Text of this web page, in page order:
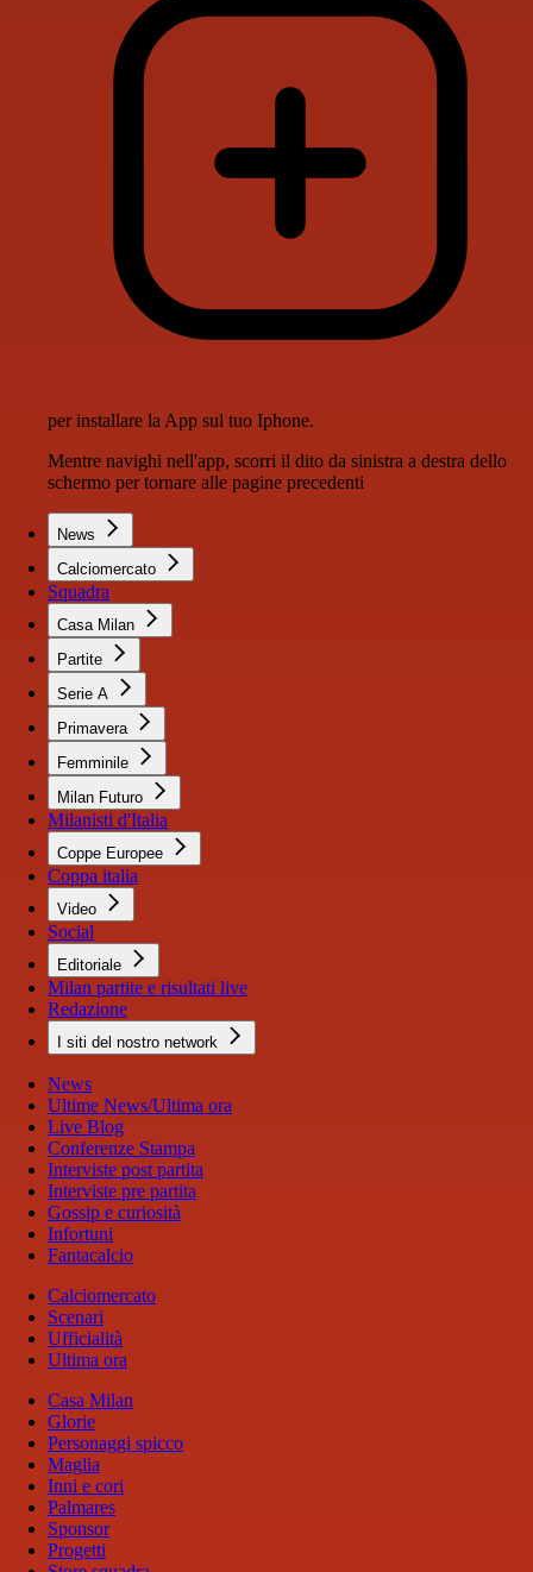
per installare la App sul tuo Iphone.
Mentre navighi nell'app, scorri il dito da sinistra a destra dello
schermo per tornare alle pagine precedenti
News
Calciomercato
Squadra
Casa Milan
Partite
Serie A
Primavera
Femminile
Milan Futuro
Milanisti d'Italia
Coppe Europee
Coppa italia
Video
Social
Editoriale
Milan partite e risultati live
Redazione
I siti del nostro network
News
Ultime News/Ultima ora
Live Blog
Conferenze Stampa
Interviste post partita
Interviste pre partita
Gossip e curiosità
Infortuni
Fantacalcio
Calciomercato
Scenari
Ufficialità
Ultima ora
Casa Milan
Glorie
Personaggi spicco
Maglia
Inni e cori
Palmares
Sponsor
Progetti